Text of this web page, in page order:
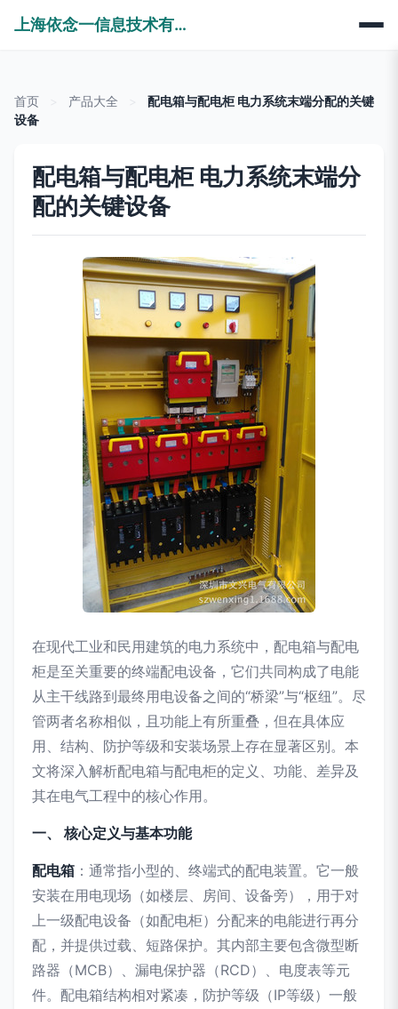
上海依念一信息技术有限公司
首页 产品大全
配电箱与配电柜 电力系统末端分配的关键
设备
配电箱与配电柜 电力系统末端分
配的关键设备
在现代工业和民用建筑的电力系统中，配电箱与配电
柜是至关重要的终端配电设备，它们共同构成了电能
从主干线路到最终用电设备之间的“桥梁”与“枢纽”。尽
管两者名称相似，且功能上有所重叠，但在具体应
用、结构、防护等级和安装场景上存在显著区别。本
文将深入解析配电箱与配电柜的定义、功能、差异及
其在电气工程中的核心作用。
一、 核心定义与基本功能
配电箱 ：通常指小型的、终端式的配电装置。它一般
安装在用电现场（如楼层、房间、设备旁），用于对
上一级配电设备（如配电柜）分配来的电能进行再分
配，并提供过载、短路保护。其内部主要包含微型断
路器（MCB）、漏电保护器（RCD）、电度表等元
件。配电箱结构相对紧凑，防护等级（IP等级）一般